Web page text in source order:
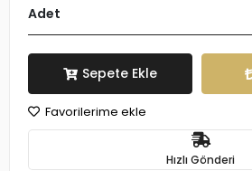
Adet
Sepete Ekle
Favorilerime ekle
Hızlı Gönderi